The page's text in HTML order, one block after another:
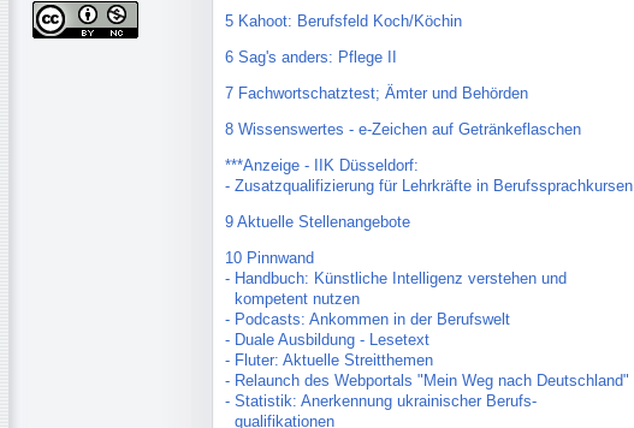
5 Kahoot: Berufsfeld Koch/Köchin
6 Sag's anders: Pflege II
7 Fachwortschatztest; Ämter und Behörden
8 Wissenswertes - e-Zeichen auf Getränkeflaschen
***Anzeige - IIK Düsseldorf:
- Zusatzqualifizierung für Lehrkräfte in Berufssprachkursen
9 Aktuelle Stellenangebote
10 Pinnwand
- Handbuch: Künstliche Intelligenz verstehen und
kompetent nutzen
- Podcasts: Ankommen in der Berufswelt
- Duale Ausbildung - Lesetext
- Fluter: Aktuelle Streitthemen
- Relaunch des Webportals "Mein Weg nach Deutschland"
- Statistik: Anerkennung ukrainischer Berufs-
qualifikationen